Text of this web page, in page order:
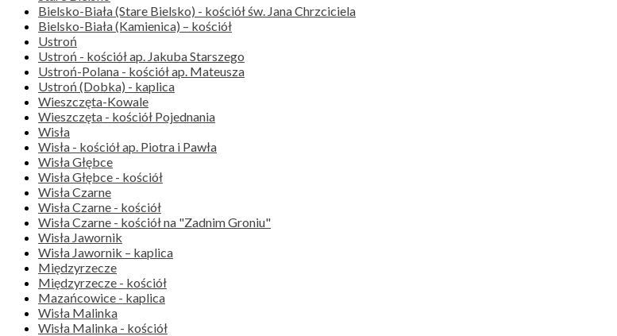
Bielsko-Biała (Stare Bielsko) - kościół św. Jana Chrzciciela
Bielsko-Biała (Kamienica) – kościół
Ustroń
Ustroń - kościół ap. Jakuba Starszego
Ustroń-Polana - kościół ap. Mateusza
Ustroń (Dobka) - kaplica
Wieszczęta-Kowale
Wieszczęta - kościół Pojednania
Wisła
Wisła - kościół ap. Piotra i Pawła
Wisła Głębce
Wisła Głębce - kościół
Wisła Czarne
Wisła Czarne - kościół
Wisła Czarne - kościół na "Zadnim Groniu"
Wisła Jawornik
Wisła Jawornik – kaplica
Międzyrzecze
Międzyrzecze - kościół
Mazańcowice - kaplica
Wisła Malinka
Wisła Malinka - kościół